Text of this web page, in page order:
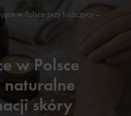
w Polsce przy łuszczycy –
w Polsce
naturalne
skóry